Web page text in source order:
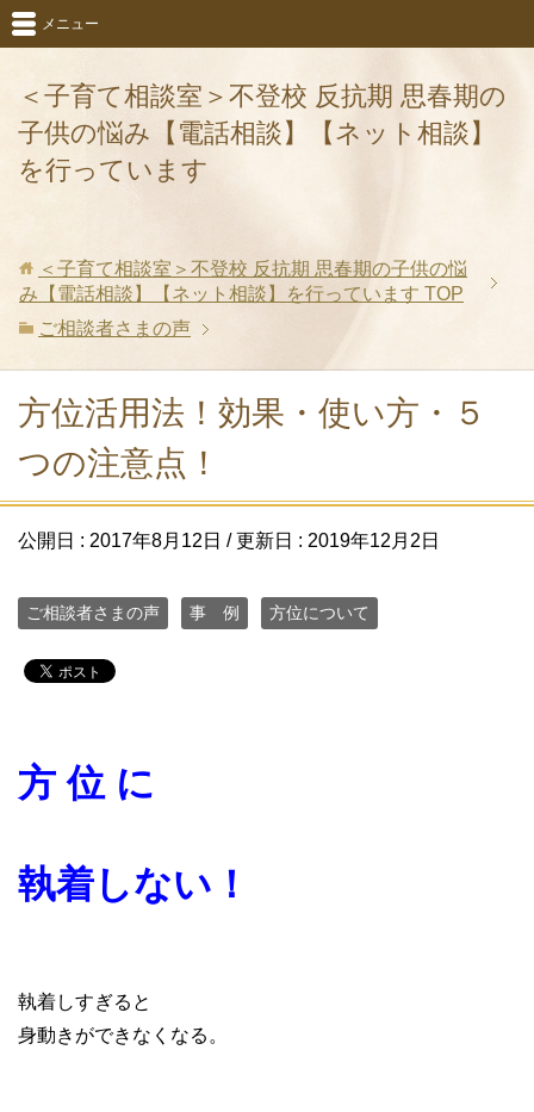
＜子育て相談室＞不登校 反抗期 思春期の
子供の悩み【電話相談】【ネット相談】
を行っています
メニュー
＜子育て相談室＞不登校 反抗期 思春期の子供の悩
み【電話相談】【ネット相談】を行っています TOP
ご相談者さまの声
方位活用法！効果・使い方・５
つの注意点！
公開日 : 2017年8月12日 / 更新日 : 2019年12月2日
ご相談者さまの声 事 例 方位について
方 位 に
執着しない！
執着しすぎると
身動きができなくなる。